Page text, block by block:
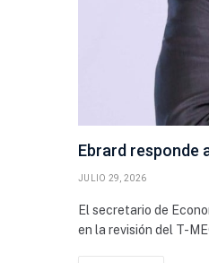
Ebrard responde
JULIO 29, 2026
El secretario de
en la revisión del T-